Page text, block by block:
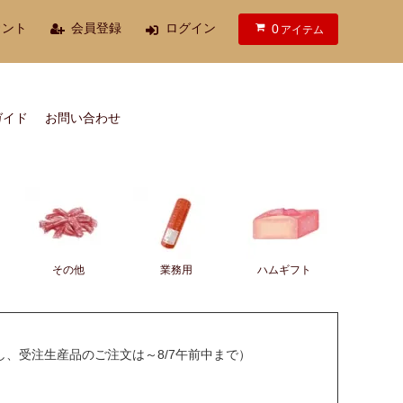
ト 会員登録 ログイン 0 アイテム
ド お問い合わせ
その他 業務用 ハムギフト
受注生産品のご注文は～8/7午前中まで）